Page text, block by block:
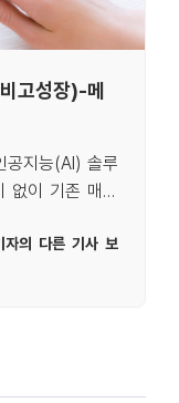
고성장)-메
공지능(AI) 솔루
없이 기존 매장
분석부터 상...
자의 다른 기사 보